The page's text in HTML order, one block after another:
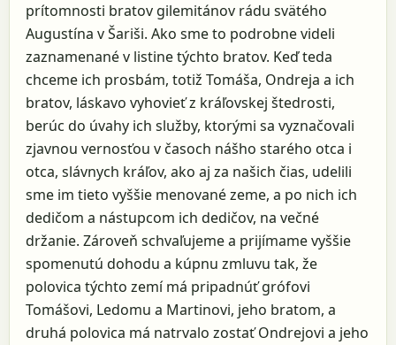
prítomnosti bratov gilemitánov rádu svätého
Augustína v Šariši. Ako sme to podrobne videli
zaznamenané v listine týchto bratov. Keď teda
chceme ich prosbám, totiž Tomáša, Ondreja a ich
bratov, láskavo vyhovieť z kráľovskej štedrosti,
berúc do úvahy ich služby, ktorými sa vyznačovali
zjavnou vernosťou v časoch nášho starého otca i
otca, slávnych kráľov, ako aj za našich čias, udelili
sme im tieto vyššie menované zeme, a po nich ich
dedičom a nástupcom ich dedičov, na večné
držanie. Zároveň schvaľujeme a prijímame vyššie
spomenutú dohodu a kúpnu zmluvu tak, že
polovica týchto zemí má pripadnúť grófovi
Tomášovi, Ledomu a Martinovi, jeho bratom, a
druhá polovica má natrvalo zostať Ondrejovi a jeho